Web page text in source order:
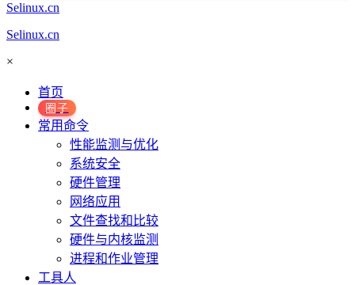
Selinux.cn
Selinux.cn
×
首页
圈子
常用命令
性能监测与优化
系统安全
硬件管理
网络应用
文件查找和比较
硬件与内核监测
进程和作业管理
工具人